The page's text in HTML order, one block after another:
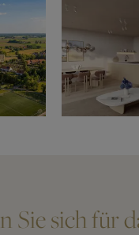
Sie sich für